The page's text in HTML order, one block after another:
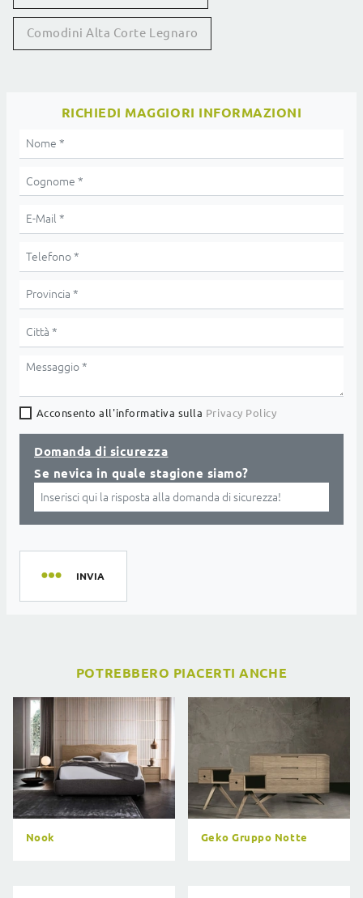
Comodini Alta Corte Legnaro
RICHIEDI MAGGIORI INFORMAZIONI
Acconsento all'informativa sulla Privacy Policy
Domanda di sicurezza
Se nevica in quale stagione siamo?
INVIA
POTREBBERO PIACERTI ANCHE
Nook Geko Gruppo Notte